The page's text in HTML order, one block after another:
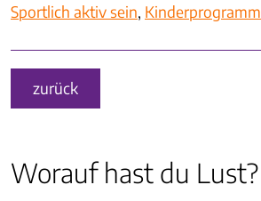
Sportlich aktiv sein, Kinder­programm
zurück
Worauf hast du Lust?